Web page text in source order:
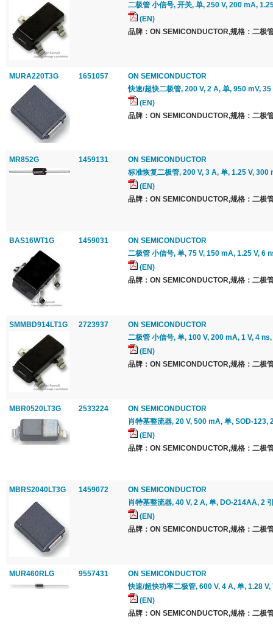
二极管 小信号, 开关, 单, 250 V, 200 mA,
(EN)
品牌：ON SEMICONDUCTOR,规格：二极
MURA220T3G 1651057
ON SEMICONDUCTOR
快速/超快二极管, 200 V, 2 A, 单, 950 mV,
(EN)
品牌：ON SEMICONDUCTOR,规格：二极
MR852G 1459131
ON SEMICONDUCTOR
标准恢复二极管, 200 V, 3 A, 单, 1.25 V, 300
(EN)
品牌：ON SEMICONDUCTOR,规格：二极
BAS16WT1G 1459031
ON SEMICONDUCTOR
二极管 小信号, 单, 75 V, 150 mA, 1.25 V, 6
(EN)
品牌：ON SEMICONDUCTOR,规格：二极
SMMBD914LT1G 2723937
ON SEMICONDUCTOR
二极管 小信号, 单, 100 V, 200 mA, 1 V, 4
(EN)
品牌：ON SEMICONDUCTOR,规格：二极
MBR0520LT3G 2533224
ON SEMICONDUCTOR
肖特基整流器, 20 V, 500 mA, 单, SOD-123,
(EN)
品牌：ON SEMICONDUCTOR,规格：二极
MBRS2040LT3G 1459072
ON SEMICONDUCTOR
肖特基整流器, 40 V, 2 A, 单, DO-214AA, 2
(EN)
品牌：ON SEMICONDUCTOR,规格：二极
MUR460RLG 9557431
ON SEMICONDUCTOR
快速/超快功率二极管, 600 V, 4 A, 单, 1.28
(EN)
品牌：ON SEMICONDUCTOR,规格：二极